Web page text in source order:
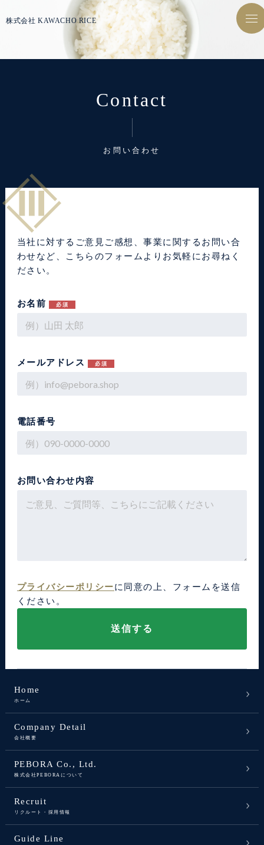
株式会社 KAWACHO RICE
Contact
お問い合わせ
当社に対するご意見ご感想、事業に関するお問い合
わせなど、こちらのフォームよりお気軽にお尋ねく
ださい。
お名前 必須
メールアドレス 必須
電話番号
お問い合わせ内容
プライバシーポリシーに同意の上、フォームを送信
ください。
Home
ホーム
Company Detail
会社概要
PEBORA Co., Ltd.
株式会社PEBORAについて
Recruit
リクルート・採用情報
Guide Line